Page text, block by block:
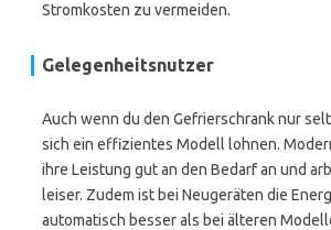
Stromkosten zu vermeiden.
Gelegenheitsnutzer
Auch wenn du den Gefrierschrank nur
sich ein effizientes Modell lohnen.
ihre Leistung gut an den Bedarf an und
leiser. Zudem ist bei Neugeräten die
automatisch besser als bei älteren